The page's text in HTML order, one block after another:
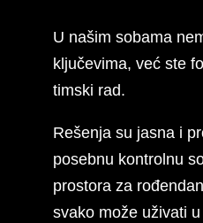
U našim sobama
ključevima, već ste
timski rad.
Rešenja su jasna i
posebnu kontrolnu
prostora za
svako može uživati